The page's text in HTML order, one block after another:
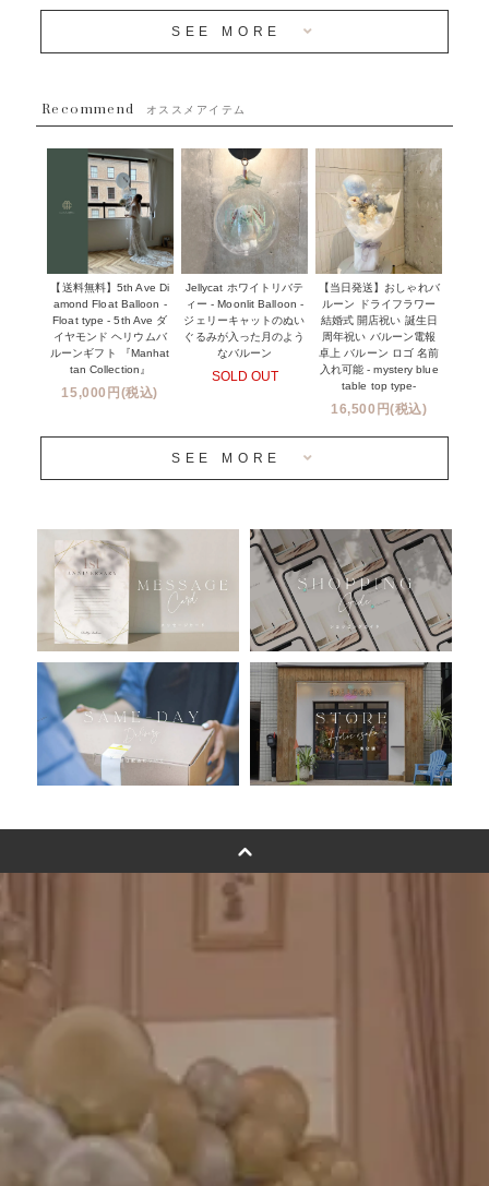
~３０００円
~５５００円
１１０００円以上
NEW YORK MIND - ニューヨークスタイルバルーン
※コンフェッティバルーン -プリント内容-
ハワイウェディングサービス
企業・法人様
ウェディングコンフェッティバルーン特集
実店舗について -大阪 堀江店・名古屋 星ヶ丘店・滋賀 配送
センター店・沖縄 嘉手納基地店-
プリントサービス
前撮り写真バルーン特集
姉妹店＆関連ショップについて
安心のチャビーバルーン
おすすめ商品
バルーン自動販売機
浮くバルーンオーダーメイド - coming soonn -
卓上バルーンオーダーメイド
ムーンリットバルーンについて
その他オーダーメイド
バルーンフラワーブーケについて
お知らせ
SEE MORE
Recommend オススメアイテム
【送料無料】5th Ave Di
amond Float Balloon -
Float type - 5th Ave ダ
イヤモンド ヘリウムバ
ルーンギフト 『Manhat
tan Collection』
15,000円(税込)
Jellycat ホワイトリバテ
ィー - Moonlit Balloon -
ジェリーキャットのぬい
ぐるみが入った月のよう
なバルーン
SOLD OUT
【当日発送】おしゃれバ
ルーン ドライフラワー
結婚式 開店祝い 誕生日
周年祝い バルーン電報
卓上 バルーン ロゴ 名前
入れ可能 - mystery blue
table top type-
16,500円(税込)
SEE MORE